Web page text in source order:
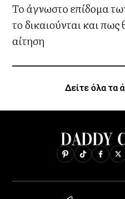
Το άγνωστο επίδομα
το δικαιούνται και
αίτηση
Δείτε όλα τα